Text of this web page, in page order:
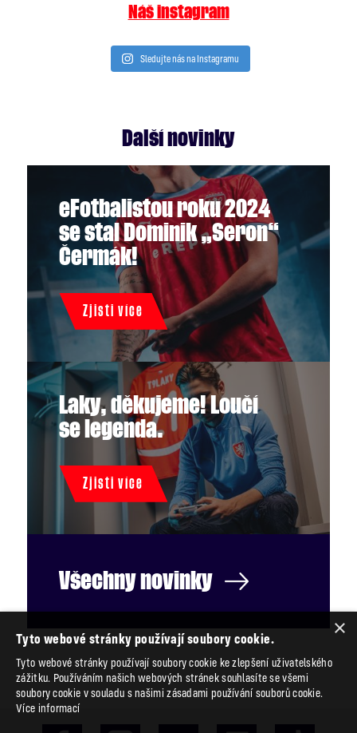
Náš instagram
Sledujte nás na Instagramu
Další novinky
eFotbalistou roku 2024
se stal Dominik „Seron“
Čermák!
Zjisti více
Laky, děkujeme! Loučí
se legenda.
Zjisti více
Všechny novinky
×
Tyto webové stránky používají soubory cookie.
Tyto webové stránky používají soubory cookie ke zlepšení uživatelského
zážitku. Používáním našich webových stránek souhlasíte se všemi
soubory cookie v souladu s našimi zásadami používání souborů cookie.
Více informací